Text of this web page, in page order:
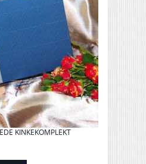
KINKEKOMPLEKT